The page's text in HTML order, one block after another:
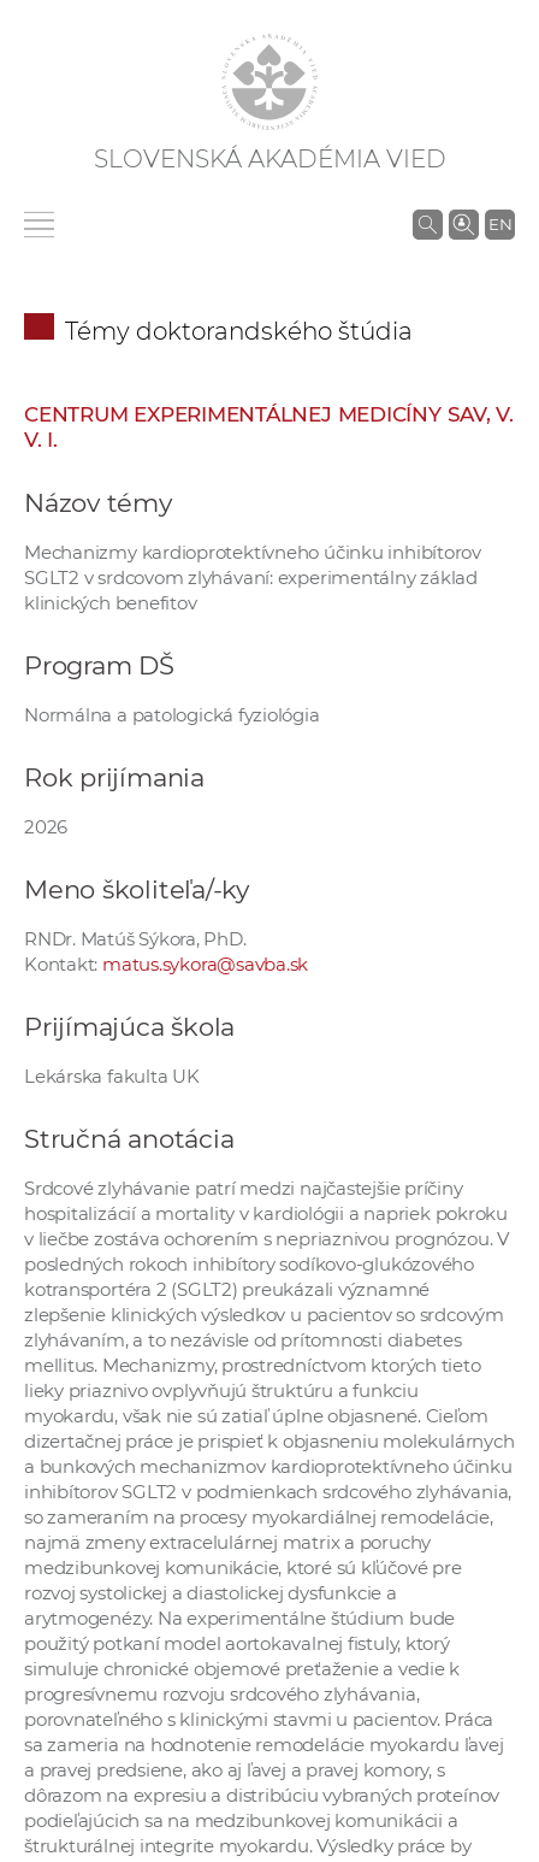
SLOVENSKÁ AKADÉMIA VIED
EN
V
á
e
v
v
n
í
k
c
h
A
V
Témy doktorandského štúdia
CENTRUM EXPERIMENTÁLNEJ MEDICÍNY SAV, V.
V. I.
Názov témy
Mechanizmy kardioprotektívneho účinku inhibítorov
SGLT2 v srdcovom zlyhávaní: experimentálny základ
klinických benefitov
Program DŠ
Normálna a patologická fyziológia
Rok prijímania
2026
Meno školiteľa/-ky
RNDr. Matúš Sýkora, PhD.
Kontakt: matus.sykora@savba.sk
Prijímajúca škola
Lekárska fakulta UK
Stručná anotácia
Srdcové zlyhávanie patrí medzi najčastejšie príčiny
hospitalizácií a mortality v kardiológii a napriek pokroku
v liečbe zostáva ochorením s nepriaznivou prognózou. V
posledných rokoch inhibítory sodíkovo-glukózového
kotransportéra 2 (SGLT2) preukázali významné
zlepšenie klinických výsledkov u pacientov so srdcovým
zlyhávaním, a to nezávisle od prítomnosti diabetes
mellitus. Mechanizmy, prostredníctvom ktorých tieto
lieky priaznivo ovplyvňujú štruktúru a funkciu
myokardu, však nie sú zatiaľ úplne objasnené. Cieľom
dizertačnej práce je prispieť k objasneniu molekulárnych
a bunkových mechanizmov kardioprotektívneho účinku
inhibítorov SGLT2 v podmienkach srdcového zlyhávania,
so zameraním na procesy myokardiálnej remodelácie,
najmä zmeny extracelulárnej matrix a poruchy
medzibunkovej komunikácie, ktoré sú kľúčové pre
rozvoj systolickej a diastolickej dysfunkcie a
arytmogenézy. Na experimentálne štúdium bude
použitý potkaní model aortokavalnej fistuly, ktorý
simuluje chronické objemové preťaženie a vedie k
progresívnemu rozvoju srdcového zlyhávania,
porovnateľného s klinickými stavmi u pacientov. Práca
sa zameria na hodnotenie remodelácie myokardu ľavej
a pravej predsiene, ako aj ľavej a pravej komory, s
dôrazom na expresiu a distribúciu vybraných proteínov
podieľajúcich sa na medzibunkovej komunikácii a
štrukturálnej integrite myokardu. Výsledky práce by